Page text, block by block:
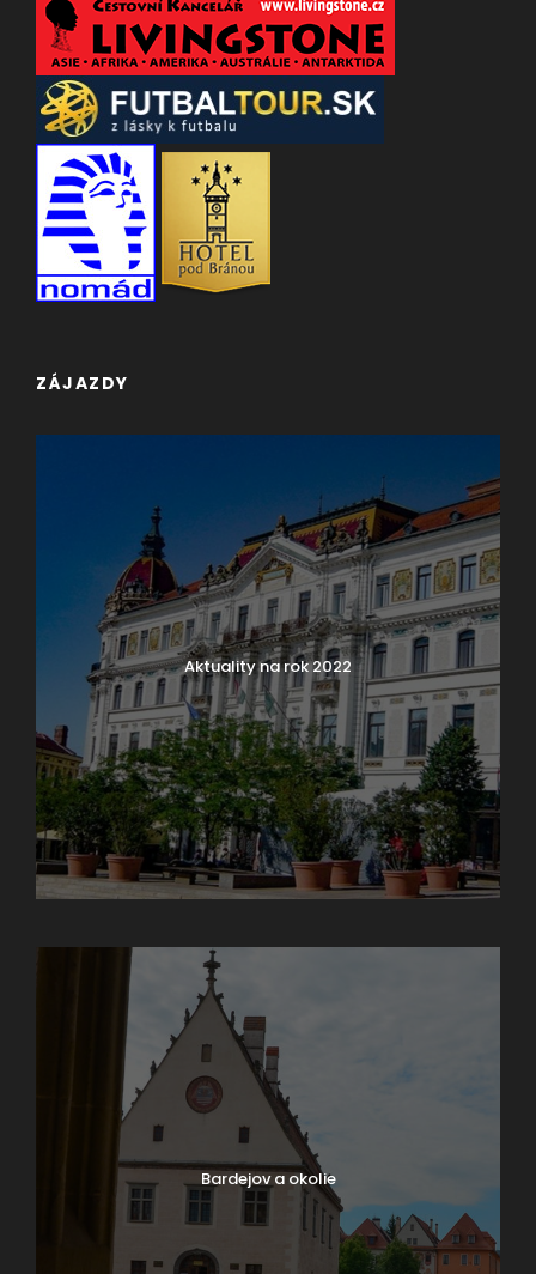
ZÁJAZDY
Aktuality na rok 2022
Bardejov a okolie